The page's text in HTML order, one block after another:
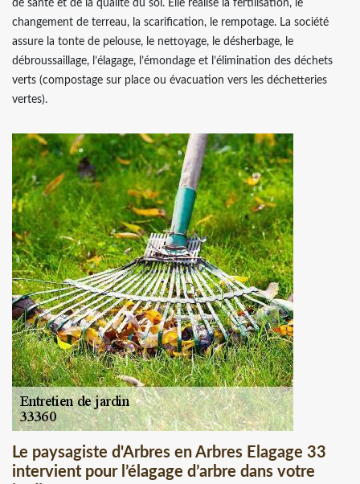
de santé et de la qualité du sol. Elle réalise la fertilisation, le
changement de terreau, la scarification, le rempotage. La société
assure la tonte de pelouse, le nettoyage, le désherbage, le
débroussaillage, l’élagage, l’émondage et l’élimination des déchets
verts (compostage sur place ou évacuation vers les déchetteries
vertes).
Le paysagiste d'Arbres en Arbres Elagage 33
intervient pour l’élagage d’arbre dans votre